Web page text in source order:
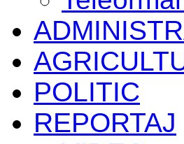
POLITIC
REPORTAJ